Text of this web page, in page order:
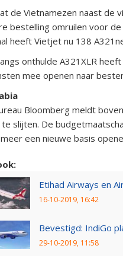
de Vietnamezen naast de
bestelling omruilen voor de
heeft Vietjet nu 138
onthulde A321XLR
mee openen naar
Bloomberg meldt
te slijten. De
een nieuwe basis
Etihad Airways en
16-10-2019, 16:42
Bevestigd: IndiGo
29-10-2019, 11:58